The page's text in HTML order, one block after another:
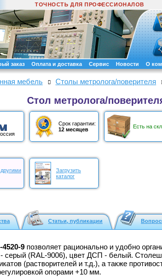
ТОЧНОСТЬ ДЛЯ ПРОФЕССИОНАЛОВ
заказ Оплата и доставка Сервис Новости О
мебель Столы метролога/поверителя
Стол метролога/
Срок гарантии:
12 месяцев
Есть на
Загрузить
каталог
Статьи, публикации
9 позволяет рационально и удобно
серый (RAL-9006), цвет ДСП - белый.
(растворителей и т.д.), а также
опорами +10 мм.